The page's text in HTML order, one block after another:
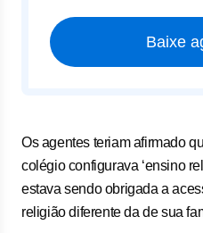
Baixe
Os agentes teriam afirmado
colégio configurava ‘ensino
estava sendo obrigada a
religião diferente da de sua